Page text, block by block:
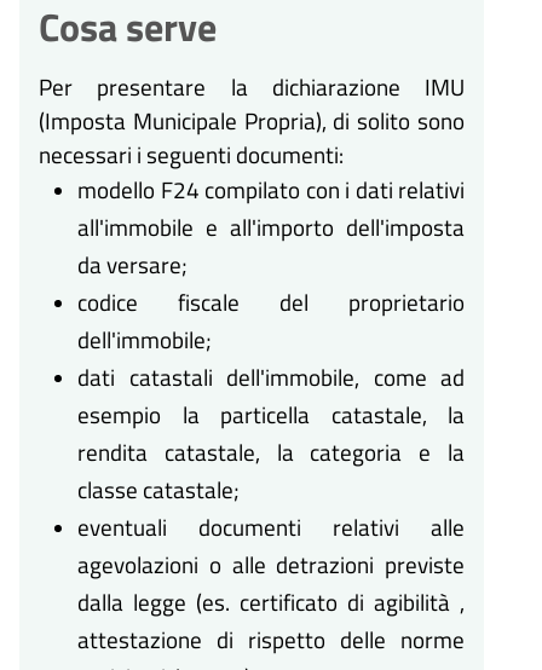
Cosa serve
Per presentare la dichiarazione IMU
(Imposta Municipale Propria), di solito sono
necessari i seguenti documenti:
modello F24 compilato con i dati relativi
all'immobile e all'importo dell'imposta
da versare;
codice fiscale del proprietario
dell'immobile;
dati catastali dell'immobile, come ad
esempio la particella catastale, la
rendita catastale, la categoria e la
classe catastale;
eventuali documenti relativi alle
agevolazioni o alle detrazioni previste
dalla legge (es. certificato di agibilità ,
attestazione di rispetto delle norme